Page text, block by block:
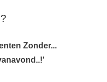
Zonder...